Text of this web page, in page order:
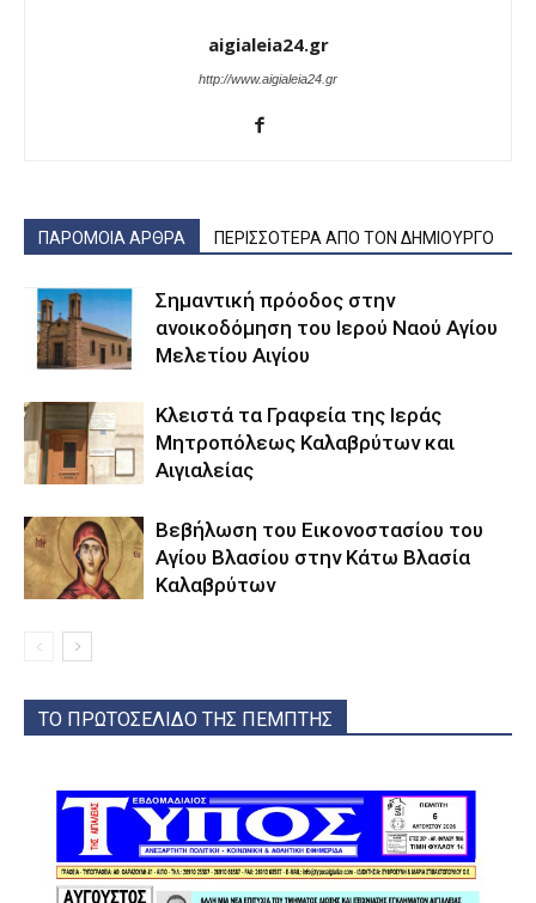
aigialeia24.gr
http://www.aigialeia24.gr
ΠΑΡΟΜΟΙΑ ΑΡΘΡΑ ΠΕΡΙΣΣΟΤΕΡΑ ΑΠΟ ΤΟΝ ΔΗΜΙΟΥΡΓΟ
Σημαντική πρόοδος στην
ανοικοδόμηση του Ιερού Ναού Αγίου
Μελετίου Αιγίου
Κλειστά τα Γραφεία της Ιεράς
Μητροπόλεως Καλαβρύτων και
Αιγιαλείας
Βεβήλωση του Εικονοστασίου του
Αγίου Βλασίου στην Κάτω Βλασία
Καλαβρύτων
ΤΟ ΠΡΩΤΟΣΕΛΙΔΟ ΤΗΣ ΠΕΜΠΤΗΣ